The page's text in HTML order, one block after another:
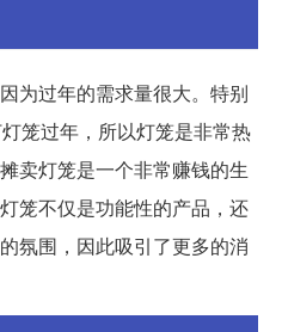
为过年的需求量很大。特别
笼过年，所以灯笼是非常热
卖灯笼是一个非常赚钱的生
笼不仅是功能性的产品，还
氛围，因此吸引了更多的消